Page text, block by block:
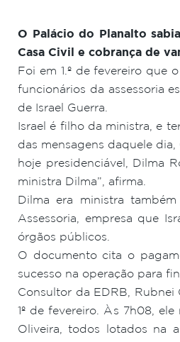
O Palácio do Planalto
Casa Civil e cobrança de
Foi em 1.º de fevereiro que
funcionários da assessoria
de Israel Guerra.
Israel é filho da ministra, e
das mensagens daquele
hoje presidenciável, Dilma
ministra Dilma”, afirma.
Dilma era ministra
Assessoria, empresa que
órgãos públicos.
O documento cita o
sucesso na operação para
Consultor da EDRB, Rubnei
1º de fevereiro. Às 7h08,
Oliveira, todos lotados na